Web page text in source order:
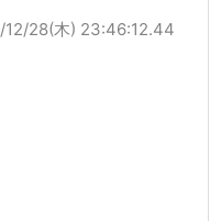
28(木) 23:46:12.44